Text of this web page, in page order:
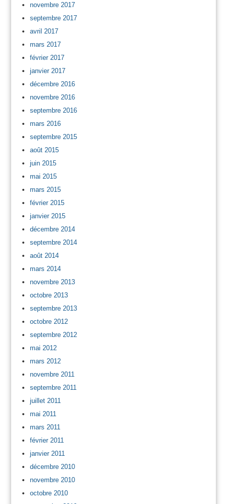
novembre 2017
septembre 2017
avril 2017
mars 2017
février 2017
janvier 2017
décembre 2016
novembre 2016
septembre 2016
mars 2016
septembre 2015
août 2015
juin 2015
mai 2015
mars 2015
février 2015
janvier 2015
décembre 2014
septembre 2014
août 2014
mars 2014
novembre 2013
octobre 2013
septembre 2013
octobre 2012
septembre 2012
mai 2012
mars 2012
novembre 2011
septembre 2011
juillet 2011
mai 2011
mars 2011
février 2011
janvier 2011
décembre 2010
novembre 2010
octobre 2010